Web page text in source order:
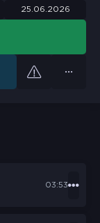
25.06.2026
03:53